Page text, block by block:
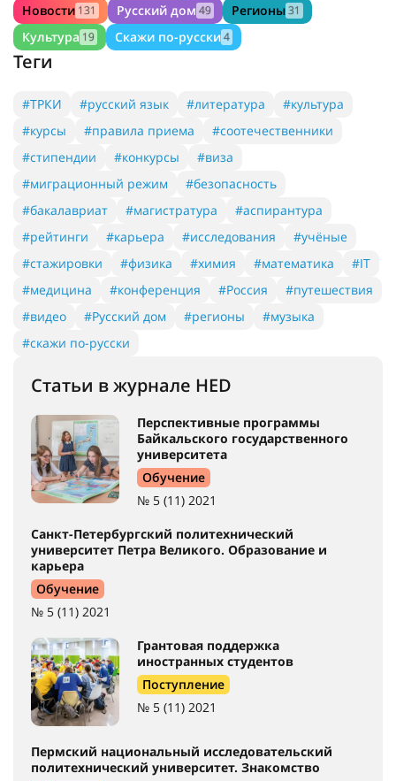
Новости 131 Русский дом 49 Регионы31
Культура 19 Скажи по-русски4
Теги
#ТРКИ #русский язык #литература
#культура
#курсы
#правила приема
#соотечественники
#стипендии
#конкурсы
#виза
#миграционный режим
#безопасность
#бакалавриат
#магистратура
#аспирантура
#рейтинги
#карьера #исследования
#учёные
#стажировки
#физика #химия #математика
#IT
#медицина
#конференция #Россия
#путешествия
#видео
#Русский дом #регионы
#музыка
#скажи по-русски
Статьи в журнале HED
Перспективные программы
Байкальского государственного
университета
Обучение
№ 5 (11) 2021
Санкт-Петербургский политехнический
университет Петра Великого. Образование и
карьера
Обучение
№ 5 (11) 2021
Грантовая поддержка
иностранных студентов
Поступление
№ 5 (11) 2021
Пермский национальный исследовательский
политехнический университет. Знакомство